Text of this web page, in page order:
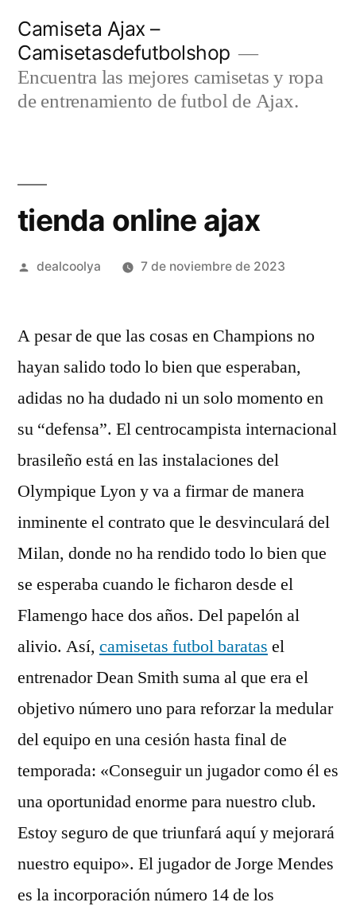
contenido
Camiseta Ajax –
Camisetasdefutbolshop
Encuentra las mejores camisetas y ropa
de entrenamiento de futbol de Ajax.
tienda online ajax
Publicado
dealcoolya 7 de noviembre de 2023
A pesar de que las cosas en Champions no
hayan salido todo lo bien que esperaban,
adidas no ha dudado ni un solo momento en
su “defensa”. El centrocampista internacional
brasileño está en las instalaciones del
Olympique Lyon y va a firmar de manera
inminente el contrato que le desvinculará del
Milan, donde no ha rendido todo lo bien que
se esperaba cuando le ficharon desde el
Flamengo hace dos años. Del papelón al
alivio. Así, camisetas futbol baratas el
entrenador Dean Smith suma al que era el
objetivo número uno para reforzar la medular
del equipo en una cesión hasta final de
temporada: «Conseguir un jugador como él es
una oportunidad enorme para nuestro club.
Estoy seguro de que triunfará aquí y mejorará
nuestro equipo». El jugador de Jorge Mendes
es la incorporación número 14 de los